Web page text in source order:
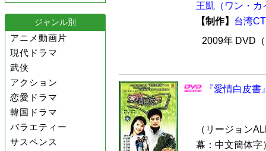
ジャンル別
アニメ動画片
現代ドラマ
武侠
アクション
恋愛ドラマ
韓国ドラマ
バラエティー
サスペンス
王凱（ワン・カ
【制作】 台湾
2009年 DVD
『愛情白皮
（リージョン
幕：中文簡体字